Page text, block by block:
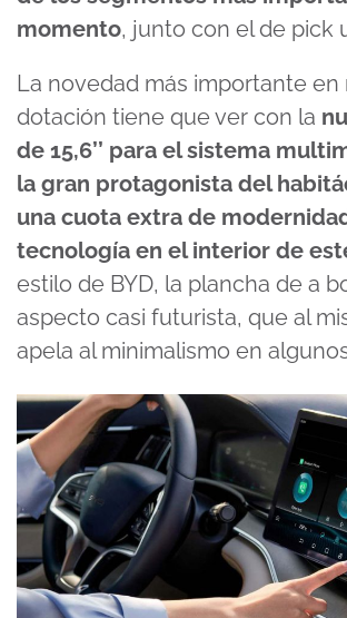
momento, junto con el de pick
La novedad más importante en
dotación tiene que ver con la
de 15,6’’ para el sistema
la gran protagonista del
una cuota extra de
tecnología en el interior de
estilo de BYD, la plancha de a
aspecto casi futurista, que al
apela al minimalismo en